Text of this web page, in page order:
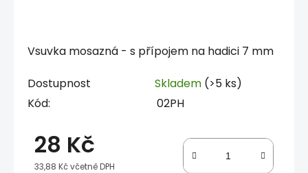
Vsuvka mosazná - s přípojem na hadici 7 mm
Dostupnost Skladem (>5 ks)
Kód:
02PH
28 Kč
33,88 Kč včetně DPH